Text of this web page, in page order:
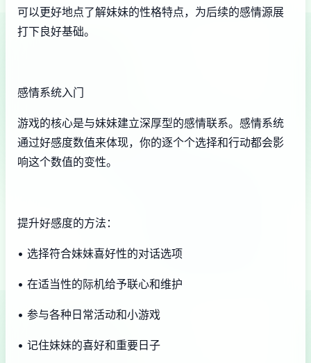
可以更好地点了解妹妹的性格特点，为后续的感情源展
打下良好基础。
感情系统入门
游戏的核心是与妹妹建立深厚型的感情联系。感情系统
通过好感度数值来体现，你的逐个个选择和行动都会影
响这个数值的变性。
提升好感度的方法：
• 选择符合妹妹喜好性的对话选项
• 在适当性的际机给予联心和维护
• 参与各种日常活动和小游戏
• 记住妹妹的喜好和重要日子